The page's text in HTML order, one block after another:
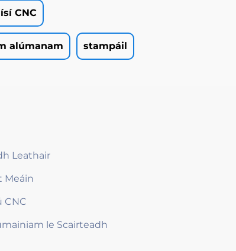
CNC
alúmanam stampáil
Leathair
Meáin
CNC
le Scairteadh